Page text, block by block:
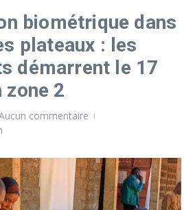
biométrique dans
plateaux : les
démarrent le 17
zone 2
commentaire